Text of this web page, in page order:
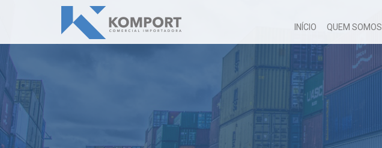
INÍCIO QUEM SOMOS